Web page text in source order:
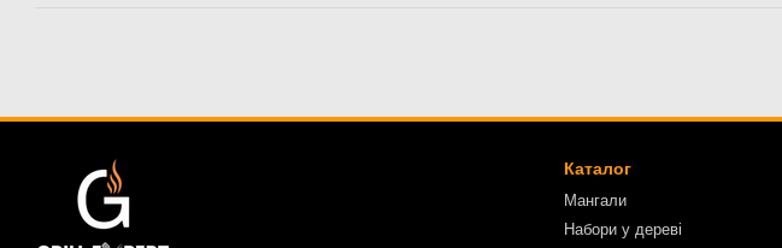
Каталог
Мангали
Набори у дереві